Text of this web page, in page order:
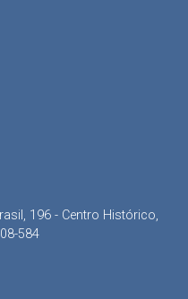
196 - Centro Histórico,
584